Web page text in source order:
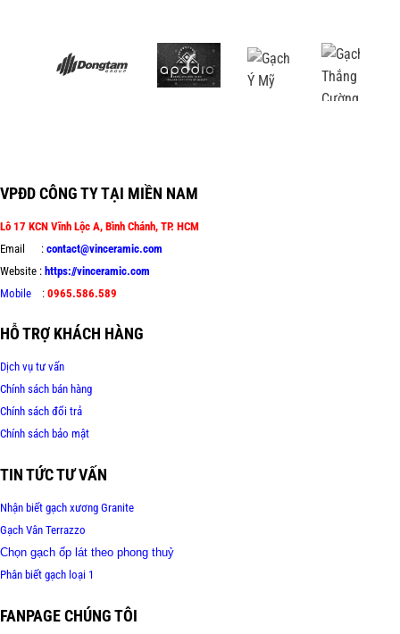
VPĐD CÔNG TY TẠI MIỀN NAM
Lô 17 KCN Vĩnh Lộc A, Bình Chánh, TP. HCM
Email : contact@vinceramic.com
Website : https://vinceramic.com
Mobile : 0965.586.589
HỖ TRỢ KHÁCH HÀNG
Dịch vụ tư vấn
Chính sách bán hàng
Chính sách đổi trả
Chính sách bảo mật
TIN TỨC TƯ VẤN
Nhận biết gạch xương Granite
Gạch Vân Terrazzo
Chọn gạch ốp lát theo phong thuỷ
Phân biết gạch loại 1
FANPAGE CHÚNG TÔI